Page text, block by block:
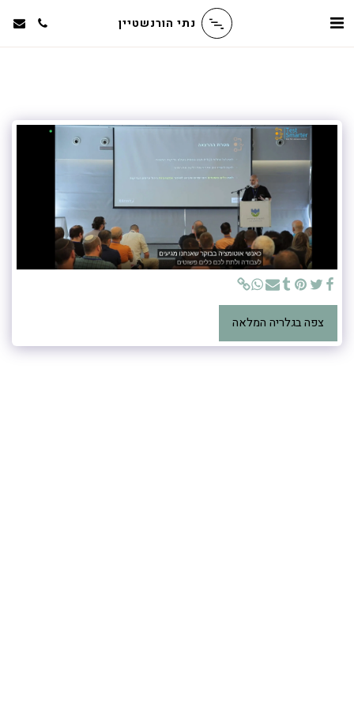
נתי הורנשטיין
צפה בגלריה המלאה